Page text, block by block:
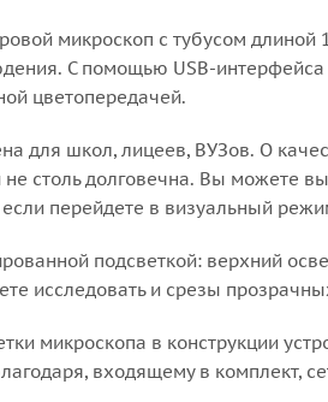
микроскоп с тубусом
С помощью USB-
цветопередачей.
для школ, лицеев, ВУЗов. О
столь долговечна. Вы можете
перейдете в визуальный
подсветкой: верхний
исследовать и срезы
микроскопа в конструкции
входящему в комплект,